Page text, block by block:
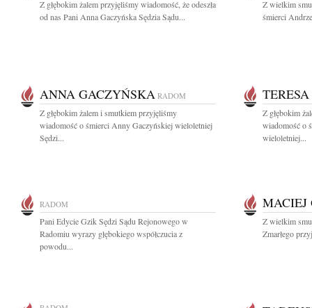
Z głębokim żalem przyjęliśmy wiadomość, że odeszła
od nas Pani Anna Gaczyńska Sędzia Sądu...
Z wielkim
śmierci
ANNA GACZYŃSKA RADOM
Z głębokim żalem i smutkiem przyjęliśmy
wiadomość o śmierci Anny Gaczyńskiej wieloletniej
Sędzi...
Z głębokim
wiadomość o
wieloletniej...
RADOM
Pani Edycie Gzik Sędzi Sądu Rejonowego w
Radomiu wyrazy głębokiego współczucia z
powodu...
MACIEJ
Z wielkim
Zmarłego